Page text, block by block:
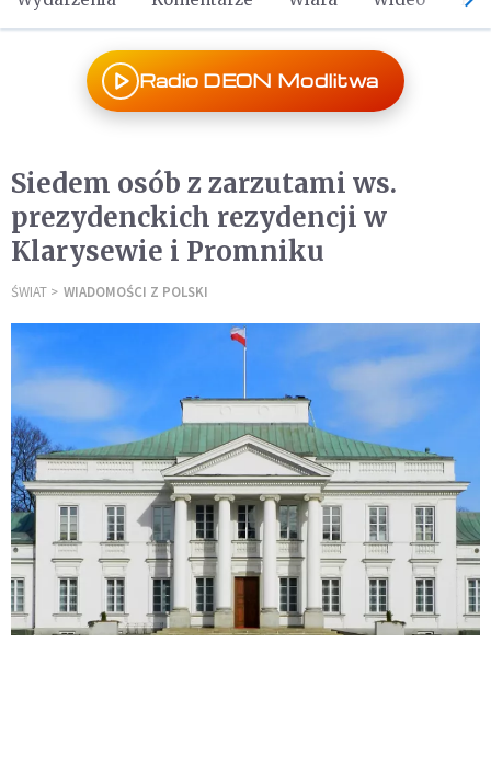
Radio DEON Modlitwa
Siedem osób z zarzutami ws.
prezydenckich rezydencji w
Klarysewie i Promniku
ŚWIAT WIADOMOŚCI Z POLSKI